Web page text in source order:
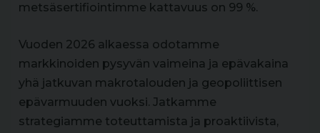
metsäsertifiointimme kattavuus on 99 %.
Vuoden 2026 alkaessa odotamme
markkinoiden pysyvän vaimeina ja epävakaina
yhä jatkuvan makrotalouden ja geopoliittisen
epävarmuuden vuoksi. Jatkamme
strategiamme toteuttamista ja proaktiivista,